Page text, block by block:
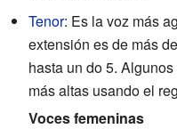
Tenor: Es la voz más
extensión es de más
hasta un do 5.
más altas usando el
Voces femeninas